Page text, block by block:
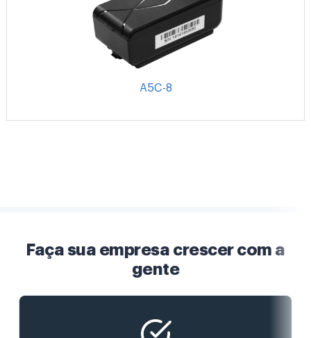
A5C-8
Faça sua empresa crescer com a
gente